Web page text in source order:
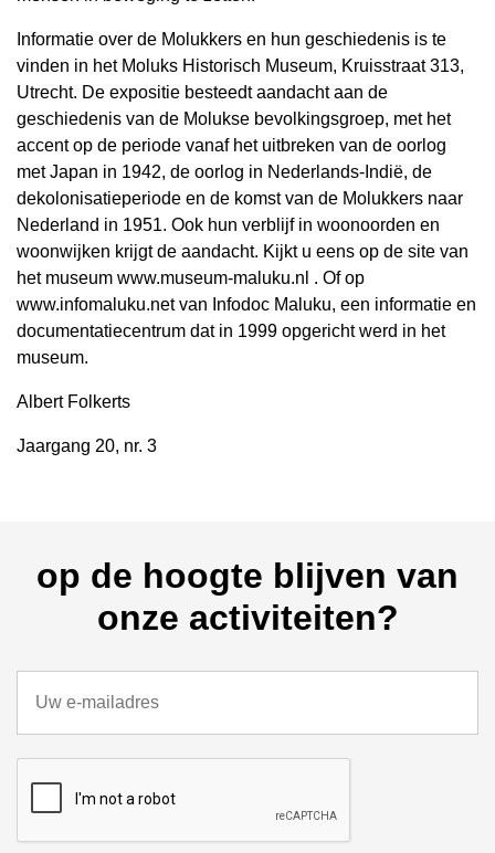
Informatie over de Molukkers en hun geschiedenis is te
vinden in het Moluks Historisch Museum, Kruisstraat 313,
Utrecht. De expositie besteedt aandacht aan de
geschiedenis van de Molukse bevolkingsgroep, met het
accent op de periode vanaf het uitbreken van de oorlog
met Japan in 1942, de oorlog in Nederlands-Indië, de
dekolonisatieperiode en de komst van de Molukkers naar
Nederland in 1951. Ook hun verblijf in woonoorden en
woonwijken krijgt de aandacht. Kijkt u eens op de site van
het museum www.museum-maluku.nl . Of op
www.infomaluku.net van Infodoc Maluku, een informatie en
documentatiecentrum dat in 1999 opgericht werd in het
museum.
Albert Folkerts
Jaargang 20, nr. 3
op de hoogte blijven van
onze activiteiten?